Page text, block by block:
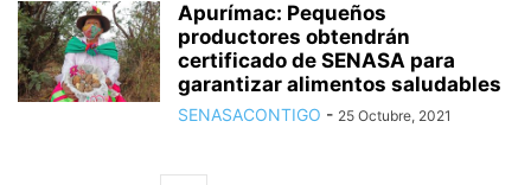
Apurímac: Pequeños
productores obtendrán
certificado de SENASA para
garantizar alimentos saludables
SENASACONTIGO - 25 Octubre, 2021